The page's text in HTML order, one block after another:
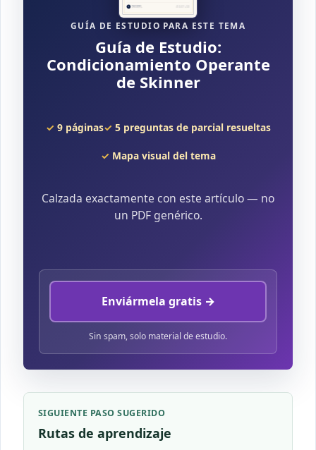
GUÍA DE ESTUDIO PARA ESTE TEMA
Guía de Estudio:
Condicionamiento Operante
de Skinner
9 páginas 5 preguntas de parcial resueltas
Mapa visual del tema
Calzada exactamente con este artículo — no
un PDF genérico.
Enviármela gratis →
Sin spam, solo material de estudio.
SIGUIENTE PASO SUGERIDO
Rutas de aprendizaje